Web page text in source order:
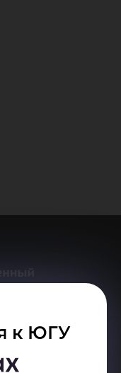
к ЮГУ
с хештегом #ЮГУ